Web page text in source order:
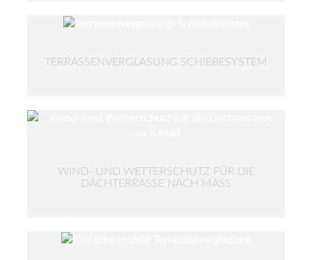
TERRASSENVERGLASUNG SCHIEBESYSTEM
WIND- UND WETTERSCHUTZ FÜR DIE
DACHTERRASSE NACH MASS